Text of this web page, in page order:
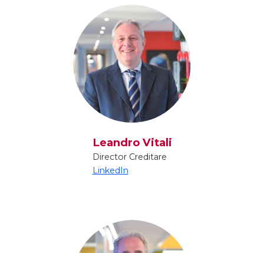
Leandro Vitali
Director Creditare
LinkedIn